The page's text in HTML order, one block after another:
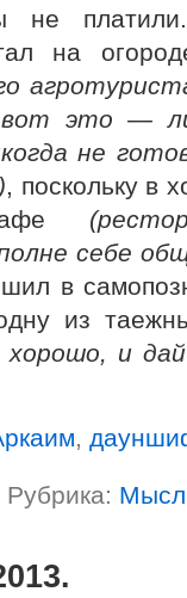
не
на
это —
не
, поскольку в
кафе
себе
в
из
и
,
Рубрика: